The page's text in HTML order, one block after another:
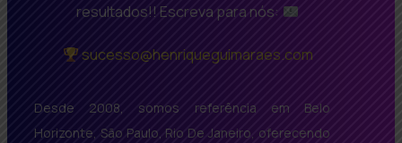
resultados!! Escreva para nós:
sucesso@henriqueguimaraes.com
Desde 2008, somos referência em Belo
Horizonte, São Paulo, Rio De Janeiro, oferecendo